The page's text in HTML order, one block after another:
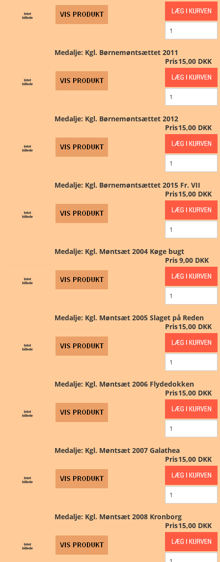
SØGNING
Medalje: Kgl. Børnemøntsættet 2011
Pris15,00 DKK
Medalje: Kgl. Børnemøntsættet 2012
Pris15,00 DKK
Medalje: Kgl. Børnemøntsættet 2015 Fr. VII
Pris15,00 DKK
Medalje: Kgl. Møntsæt 2004 Køge bugt
Pris9,00 DKK
Medalje: Kgl. Møntsæt 2005 Slaget på Reden
Pris15,00 DKK
Medalje: Kgl. Møntsæt 2006 Flydedokken
Pris15,00 DKK
Medalje: Kgl. Møntsæt 2007 Galathea
Pris15,00 DKK
Medalje: Kgl. Møntsæt 2008 Kronborg
Pris15,00 DKK